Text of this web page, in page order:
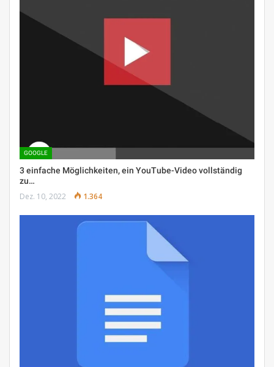
GOOGLE
3 einfache Möglichkeiten, ein YouTube-Video vollständig
zu…
Dez. 10, 2022 1.364